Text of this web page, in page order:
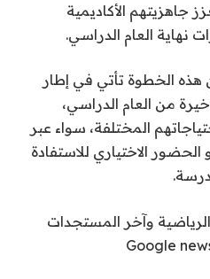
جاهزيتهم الأكاديمية
نهاية العام الدراسي.
الخطوة تأتي في إطار
من العام الدراسي،
المختلفة، سواء عبر
الحضور الاختياري للاستفادة
وآخر المستجدات